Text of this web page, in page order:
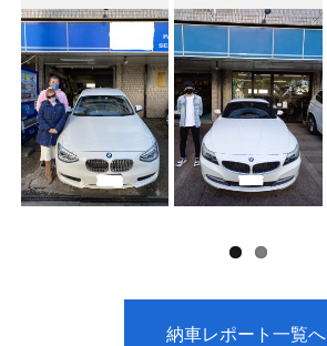
納車レポート一覧へ